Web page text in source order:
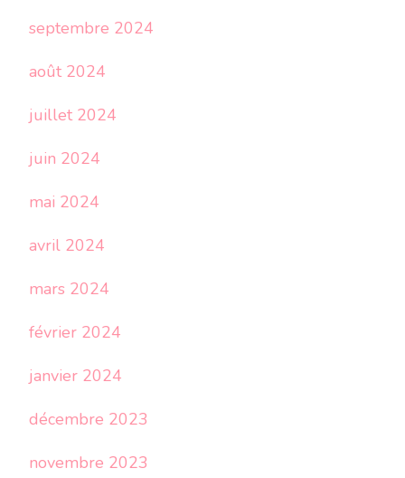
septembre 2024
août 2024
juillet 2024
juin 2024
mai 2024
avril 2024
mars 2024
février 2024
janvier 2024
décembre 2023
novembre 2023